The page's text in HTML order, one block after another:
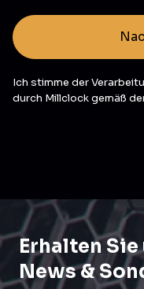
Ich stimme der
durch Millclock gemäß
Erhalten
News &